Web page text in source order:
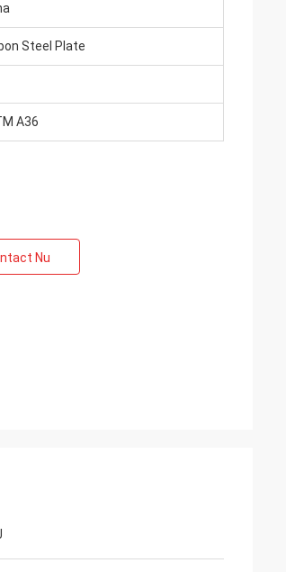
Steel Plate
A36
Nu